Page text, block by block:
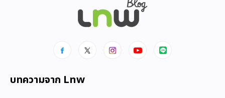
บทความจาก Lnw